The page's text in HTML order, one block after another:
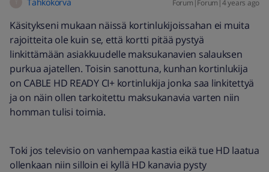
Forum|Forum|4 years ago
Käsitykseni mukaan näissä kortinlukijoissahan ei muita
rajoitteita ole kuin se, että kortti pitää pystyä
linkittämään asiakkuudelle maksukanavien salauksen
purkua ajatellen. Toisin sanottuna, kunhan kortinlukija
on CABLE HD READY CI+ kortinlukija jonka saa linkitettyä
ja on näin ollen tarkoitettu maksukanavia varten niin
homman tulisi toimia.
Toki jos televisio on vanhempaa kastia eikä tue HD laatua
ollenkaan niin silloin ei kyllä HD kanavia pysty